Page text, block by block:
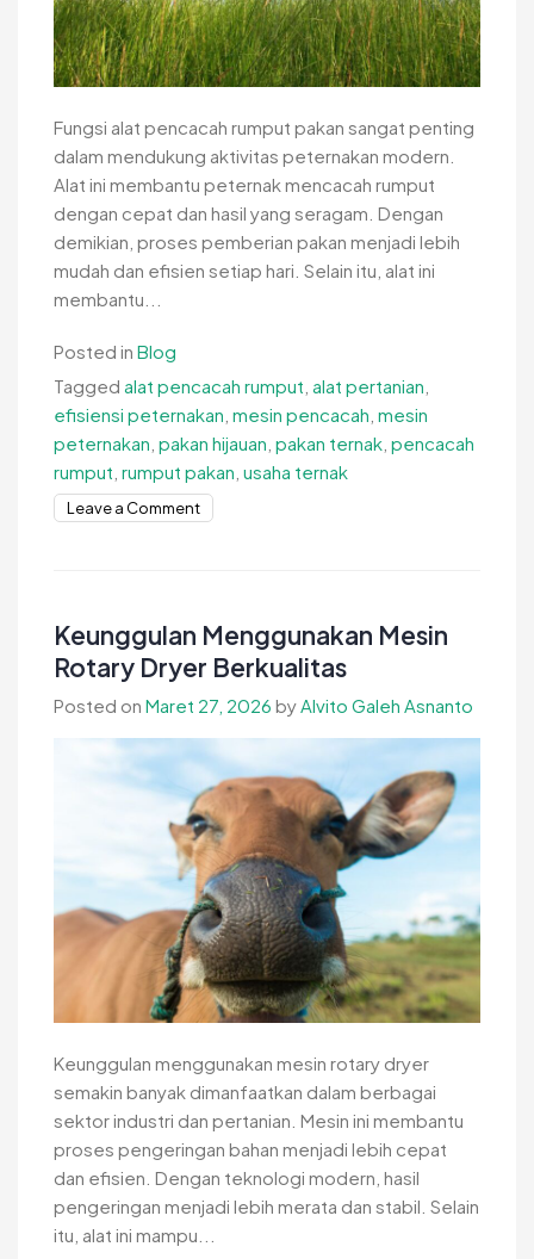
Fungsi alat pencacah rumput pakan sangat penting
dalam mendukung aktivitas peternakan modern.
Alat ini membantu peternak mencacah rumput
dengan cepat dan hasil yang seragam. Dengan
demikian, proses pemberian pakan menjadi lebih
mudah dan efisien setiap hari. Selain itu, alat ini
membantu...
Posted in Blog
Tagged alat pencacah rumput alat pertanian
efisiensi peternakan mesin pencacah mesin
peternakan pakan hijauan pakan ternak pencacah
rumput rumput pakan usaha ternak
Leave a Commenton
Pakan
untuk
Peternakan
Keunggulan Menggunakan Mesin
Rotary Dryer Berkualitas
Posted on Maret 27, 2026 byAlvito Galeh Asnanto
Keunggulan menggunakan mesin rotary dryer
semakin banyak dimanfaatkan dalam berbagai
sektor industri dan pertanian. Mesin ini membantu
proses pengeringan bahan menjadi lebih cepat
dan efisien. Dengan teknologi modern, hasil
pengeringan menjadi lebih merata dan stabil. Selain
itu, alat ini mampu...